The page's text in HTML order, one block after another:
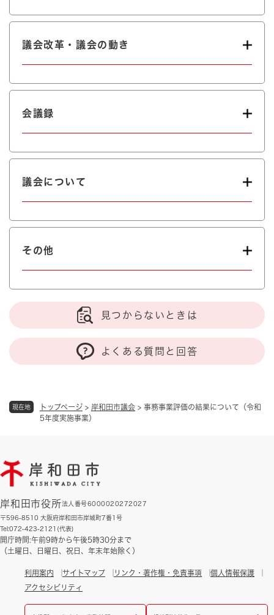
現在地 トップページ > 岸和田市議会 > 事務事業評価の結果について（令和
5年度実施事業）
議会改革・議会の動き
会議録
議会について
その他
見つからないときは
よくある質問と回答
岸和田市役所法人番号6000020272027
〒596-8510 大阪府岸和田市岸城町7番1号
Tel:072-423-2121(代表)
開庁時間:午前9時から午後5時30分まで
（土曜日、日曜日、祝日、年末年始除く）
利用案内 サイトマップ リンク・著作権・免責事項
個人情報保護
アクセシビリティ